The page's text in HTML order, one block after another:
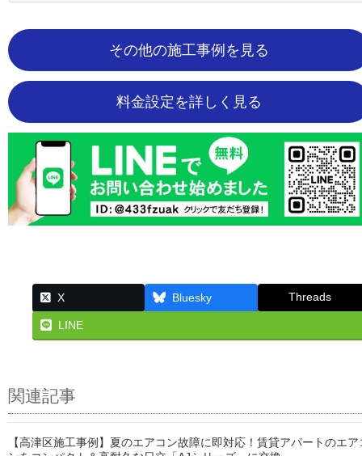
その他の施工事例を見る
料金設定を詳しく見る
X Bluesky Threads
LINE
関連記事
【高津区施工事例】夏のエアコン故障に即対応！賃貸アパートのエア